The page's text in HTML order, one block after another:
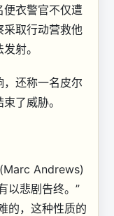
便衣警官不仅遭
采取行动营救他
射。
，还称一名皮尔
了威胁。
Andrews)
以悲剧告终。”
的，这种性质的